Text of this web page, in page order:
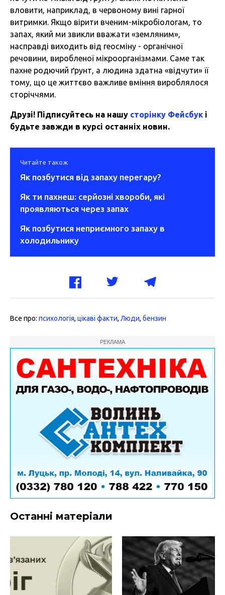
вловити, наприклад, в червоному вині гарної
витримки. Якщо вірити вченим-мікробіологам, то
запах, який ми звикли вважати «земляним»,
насправді виходить від геосміну - органічної
речовини, виробленої мікроорганізмами. Саме так
пахне родючий ґрунт, а людина здатна «відчути» її
тому, що це життєво важливе вміння вироблялося
сторіччями.
Друзі! Підписуйтесь на нашу сторінку Фейсбук і
будьте завжди в курсі останніх новин.
Читайте також
Як позбутися від запаху перегару?
Як ти пахнеш: серйозні хвороби, які
проявляються через запах
Як позбутися неприємного запаху в
холодильнику
Все про: психологія, цікаві факти, Люди, бензин
РЕКЛАМА
Останні матеріали